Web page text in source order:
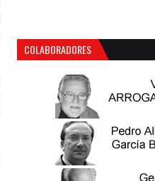
COLABORADORES